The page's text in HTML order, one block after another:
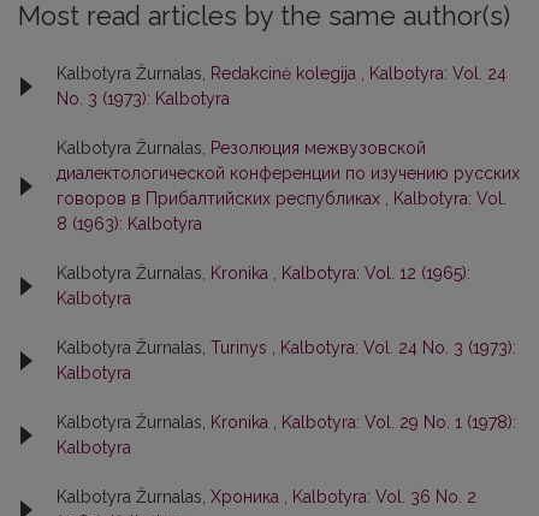
Most read articles by the same author(s)
Kalbotyra Žurnalas, Redakcinė kolegija
Kalbotyra: Vol. 24
No. 3 (1973): Kalbotyra
Kalbotyra Žurnalas,
Резолюция межвузовской
диалектологической конференции по изучению русских
говоров в Прибалтийских республиках
Kalbotyra: Vol.
8 (1963): Kalbotyra
Kalbotyra Žurnalas, Kronika
Kalbotyra: Vol. 12 (1965):
Kalbotyra
Kalbotyra Žurnalas, Turinys
Kalbotyra: Vol. 24 No. 3 (1973):
Kalbotyra
Kalbotyra Žurnalas, Kronika
Kalbotyra: Vol. 29 No. 1 (1978):
Kalbotyra
Kalbotyra Žurnalas, Хроника
Kalbotyra: Vol. 36 No. 2